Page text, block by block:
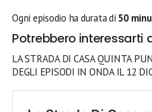
Ogni episodio ha durata di 50
Potrebbero interessarti
LA STRADA DI CASA QUINTA
DEGLI EPISODI IN ONDA IL 12